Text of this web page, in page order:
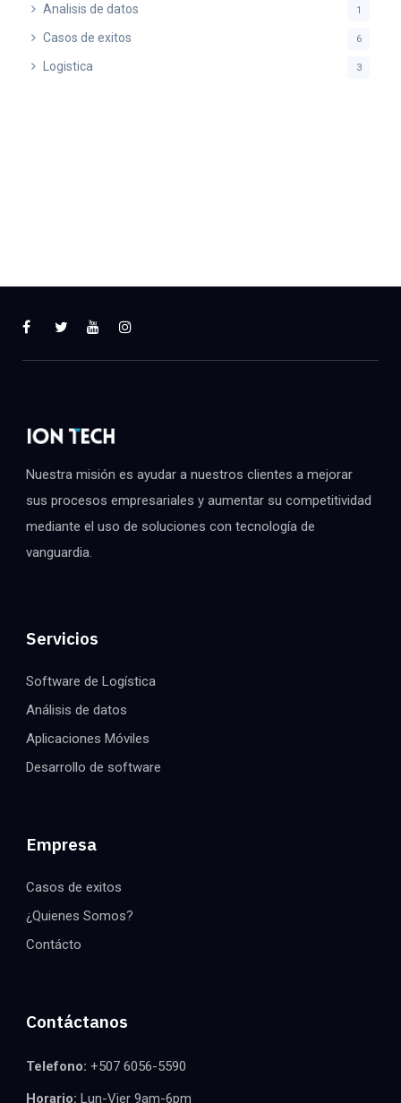
Analisis de datos 1
Casos de exitos 6
Logistica 3
Nuestra misión es ayudar a nuestros clientes a mejorar
sus procesos empresariales y aumentar su competitividad
mediante el uso de soluciones con tecnología de
vanguardia.
Servicios
Software de Logística
Análisis de datos
Aplicaciones Móviles
Desarrollo de software
Empresa
Casos de exitos
¿Quienes Somos?
Contácto
Contáctanos
Telefono: +507 6056-5590
Horario: Lun-Vier 9am-6pm